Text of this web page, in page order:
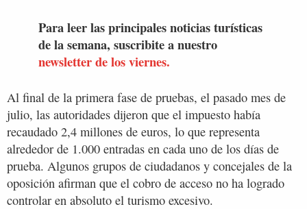
Para leer las principales noticias turísticas
de la semana, suscribite a nuestro
newsletter de los viernes.
Al final de la primera fase de pruebas, el pasado mes de
julio, las autoridades dijeron que el impuesto había
recaudado 2,4 millones de euros, lo que representa
alrededor de 1.000 entradas en cada uno de los días de
prueba. Algunos grupos de ciudadanos y concejales de la
oposición afirman que el cobro de acceso no ha logrado
controlar en absoluto el turismo excesivo.